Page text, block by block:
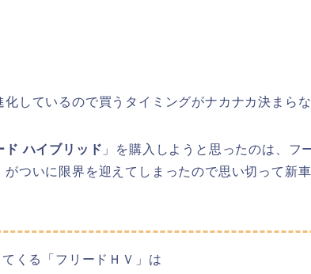
化しているので買うタイミングがナカナカ決まらな
ド ハイブリッド 」を購入しようと思ったのは、フ
がついに限界を迎えてしまったので思い切って新
くる「フリードＨＶ」は